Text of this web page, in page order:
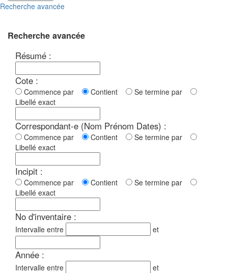
Recherche avancée
Recherche avancée
Résumé :
Cote :
Commence par Contient
Se termine par
Libellé exact
Correspondant-e (Nom Prénom Dates) :
Commence par Contient
Se termine par
Libellé exact
Incipit :
Commence par Contient
Se termine par
Libellé exact
No d'inventaire :
Intervalle entre et
Année :
Intervalle entre et